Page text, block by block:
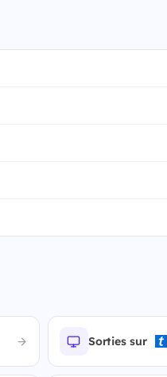
Sorties sur